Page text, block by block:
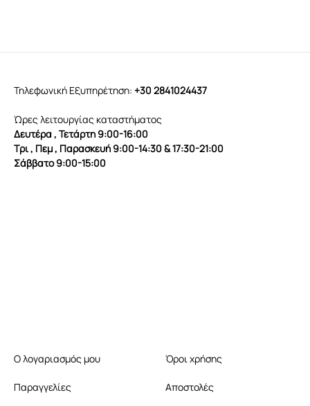
Τηλεφωνική Εξυπηρέτηση: +30 2841024437
Ώρες λειτουργίας καταστήματος
Δευτέρα , Τετάρτη 9:00-16:00
Τρι , Πεμ , Παρασκευή 9:00-14:30 & 17:30-21:00
Σάββατο 9:00-15:00
Ο λογαριασμός μου
Παραγγελίες
Όροι χρήσης
Αποστολές